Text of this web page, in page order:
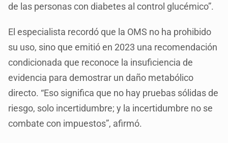
de las personas con diabetes al control glucémico”.
El especialista recordó que la OMS no ha prohibido
su uso, sino que emitió en 2023 una recomendación
condicionada que reconoce la insuficiencia de
evidencia para demostrar un daño metabólico
directo. “Eso significa que no hay pruebas sólidas de
riesgo, solo incertidumbre; y la incertidumbre no se
combate con impuestos”, afirmó.